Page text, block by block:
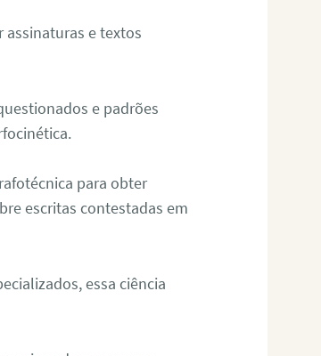
assinaturas e textos
e padrões
para obter
escritas contestadas em
essa ciência